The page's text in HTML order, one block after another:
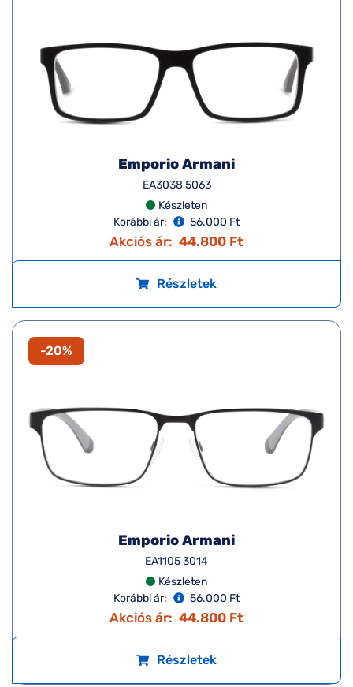
Emporio Armani
EA3038 5063
Készleten
Korábbi ár:
56.000 Ft
Akciós ár: 44.800 Ft
Részletek
-20%
Emporio Armani
EA1105 3014
Készleten
Korábbi ár:
56.000 Ft
Akciós ár: 44.800 Ft
Részletek